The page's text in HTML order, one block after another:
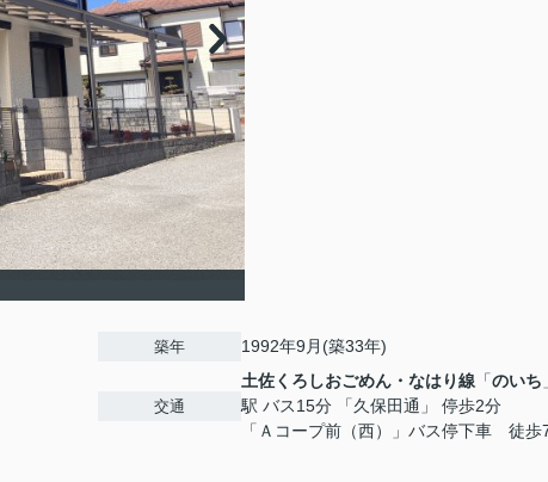
築年 1992年9月(築33年)
交通
土佐くろしおごめん・なはり線 「のいち
駅 バス15分 「久保田通」 停歩2分
「Ａコープ前（西）」バス停下車 徒歩